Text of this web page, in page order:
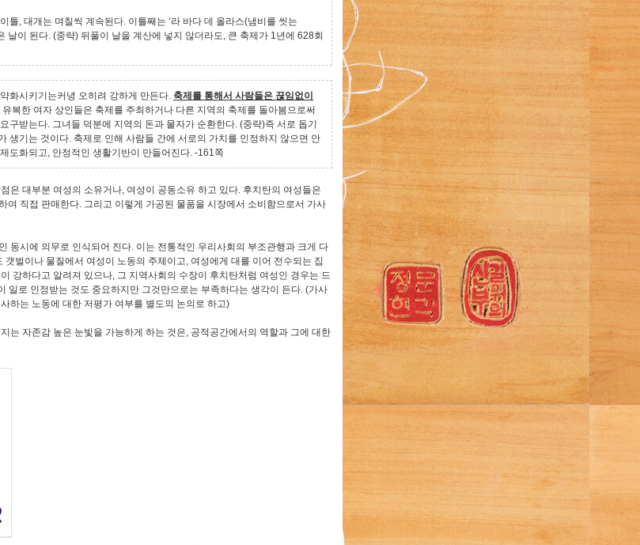
틀, 대개는 며칠씩 계속된다. 이틀째는 ‘라 바다 데 올라스(냄비를 씻는
날이 된다. (중략) 뒤풀이 날을 계산에 넣지 않더라도, 큰 축제가 1년에 628회
화시키기는커녕 오히려 강하게 만든다. 축제를 통해서 사람들은 끊임없이
유복한 여자 상인들은 축제를 주최하거나 다른 지역의 축제를 돌아봄으로써
구받는다. 그녀들 덕분에 지역의 돈과 물자가 순환한다. (중략)즉 서로 돕기
생기는 것이다. 축제로 인해 사람들 간에 서로의 가치를 인정하지 않으면 안
도화되고, 안정적인 생활기반이 만들어진다. -161쪽
은 대부분 여성의 소유거나, 여성이 공동소유 하고 있다. 후치탄의 여성들은
여 직접 판매한다. 그리고 이렇게 가공된 물품을 시장에서 소비함으로서 가사
동시에 의무로 인식되어 진다. 이는 전통적인 우리사회의 부조관행과 크게 다
갯벌이나 물질에서 여성이 노동의 주체이고, 여성에게 대를 이어 전수되는 집
강하다고 알려져 있으나, 그 지역사회의 수장이 후치탄처럼 여성인 경우는 드
일로 인정받는 것도 중요하지만 그것만으로는 부족하다는 생각이 든다. (가사
하는 노동에 대한 저평가 여부를 별도의 논의로 하고)
는 자존감 높은 눈빛을 가능하게 하는 것은, 공적공간에서의 역할과 그에 대한